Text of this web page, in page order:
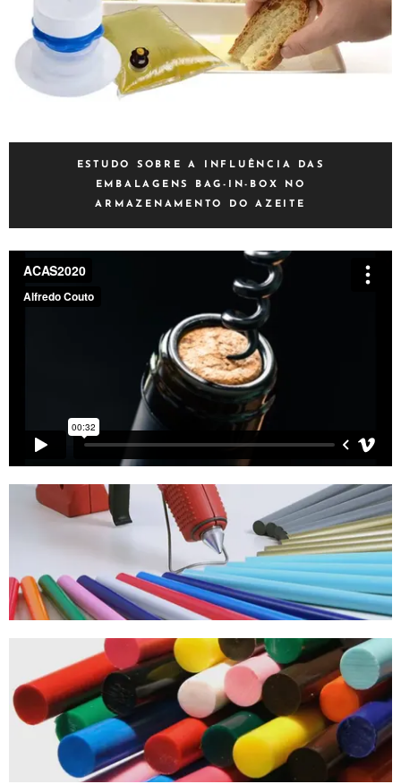
ESTUDO SOBRE A INFLUÊNCIA DAS
EMBALAGENS BAG-IN-BOX NO
ARMAZENAMENTO DO AZEITE